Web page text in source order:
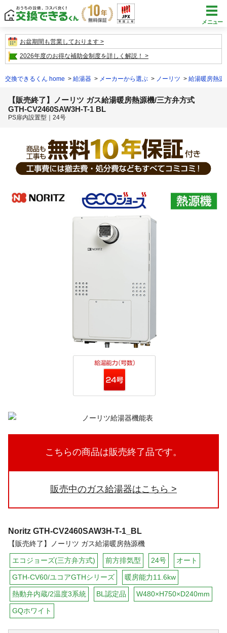
メニュー
お盆期間も営業しております
2026年度のお得な補助金制度を詳しく解説！
交換できるくん home 給湯器 メーカーから選ぶ ノーリツ 給湯暖房熱源
【販売終了】ノーリツ ガス給湯暖房熱源機/三方弁方式
GTH-CV2460SAW3H-T-1 BL
PS扉内設置型｜24号
こちらの商品は販売終了品です。
販売中のガス給湯器はこちら
Noritz GTH-CV2460SAW3H-T-1_BL
【販売終了】ノーリツ ガス給湯暖房熱源機
エコジョーズ(三方弁方式) 前方排気型 24号 オート
GTH-CV60/ユコアGTHシリーズ 暖房能力11.6kw
熱動弁内蔵/2温度3系統 BL認定品 W480×H750×D240mm
GQホワイト